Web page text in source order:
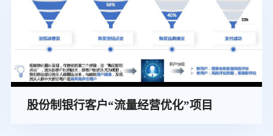
股份制银行客户“流量经营优化”项目